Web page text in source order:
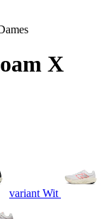
X
variant Wit